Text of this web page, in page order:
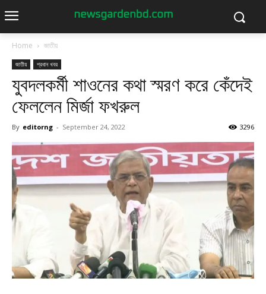
Home জাতীয়
জাতীয় প্রধান খবর
যুবদলকর্মী শাওনের কথা স্মরণ করে কেঁদেই
ফেললেন মির্জা ফখরুল
By editorng - September 24, 2022 3296